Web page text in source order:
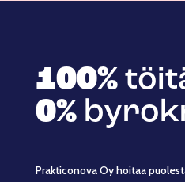
100%
0%
Prakticonova Oy hoitaa